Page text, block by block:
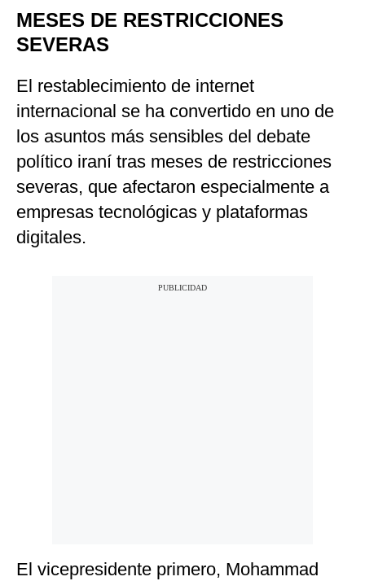
MESES DE RESTRICCIONES
SEVERAS
El restablecimiento de internet
internacional se ha convertido en uno de
los asuntos más sensibles del debate
político iraní tras meses de restricciones
severas, que afectaron especialmente a
empresas tecnológicas y plataformas
digitales.
El vicepresidente primero, Mohammad